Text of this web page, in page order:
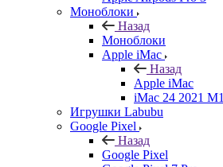
Моноблоки
Назад
Моноблоки
Apple iMac
Назад
Apple iMac
iMac 24 2021 M1
Игрушки Labubu
Google Pixel
Назад
Google Pixel